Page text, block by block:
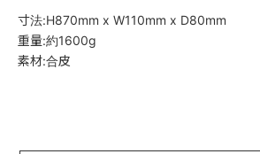
寸法:H870mm x W110mm x D80mm
重量:約1600g
素材:合皮